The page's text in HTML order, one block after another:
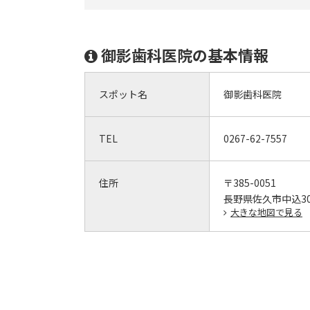
御影歯科医院の基本情報
スポット名 御影歯科医院
TEL 0267-62-7557
住所
〒385-0051
長野県佐久市中込
大きな地図で見る